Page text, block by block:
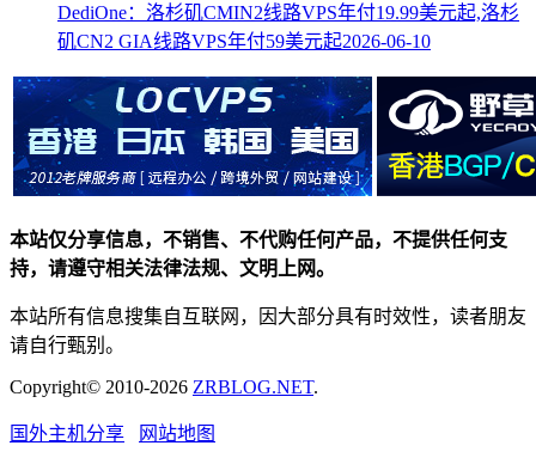
DediOne：洛杉矶CMIN2线路VPS年付19.99美元起,洛杉
矶CN2 GIA线路VPS年付59美元起2026-06-10
本站仅分享信息，不销售、不代购任何产品，不提供任何支
持，请遵守相关法律法规、文明上网。
本站所有信息搜集自互联网，因大部分具有时效性，读者朋友
请自行甄别。
Copyright© 2010-2026 ZRBLOG.NET.
国外主机分享 网站地图